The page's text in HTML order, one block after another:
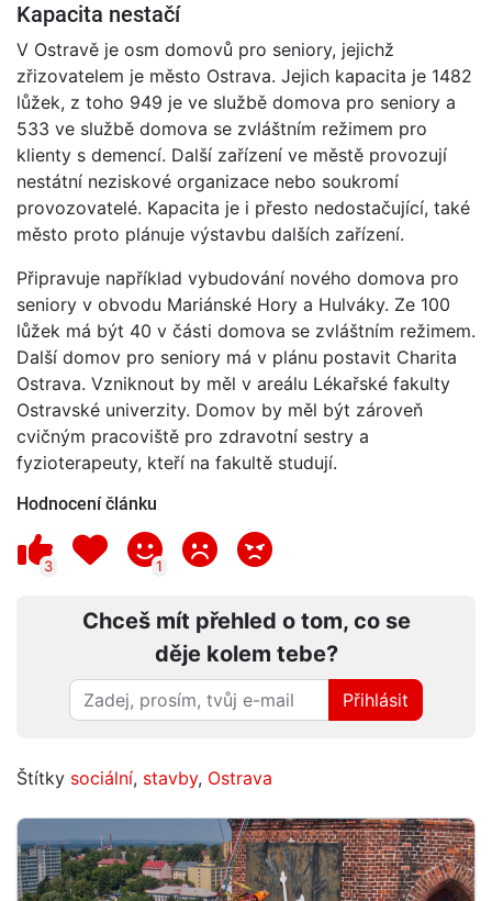
Kapacita nestačí
V Ostravě je osm domovů pro seniory, jejichž
zřizovatelem je město Ostrava. Jejich kapacita je 1482
lůžek, z toho 949 je ve službě domova pro seniory a
533 ve službě domova se zvláštním režimem pro
klienty s demencí. Další zařízení ve městě provozují
nestátní neziskové organizace nebo soukromí
provozovatelé. Kapacita je i přesto nedostačující, také
město proto plánuje výstavbu dalších zařízení.
Připravuje například vybudování nového domova pro
seniory v obvodu Mariánské Hory a Hulváky. Ze 100
lůžek má být 40 v části domova se zvláštním režimem.
Další domov pro seniory má v plánu postavit Charita
Ostrava. Vzniknout by měl v areálu Lékařské fakulty
Ostravské univerzity. Domov by měl být zároveň
cvičným pracoviště pro zdravotní sestry a
fyzioterapeuty, kteří na fakultě studují.
Hodnocení článku
3 1
Chceš mít přehled o tom, co se
děje kolem tebe?
Přihlásit
Štítky sociální, stavby, Ostrava